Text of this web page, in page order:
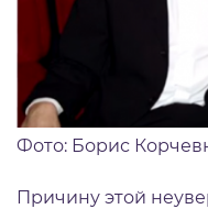
Фото: Борис
Причину этой